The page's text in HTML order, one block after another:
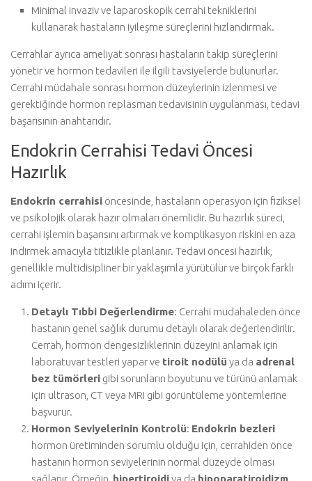
Minimal invaziv ve laparoskopik cerrahi tekniklerini
kullanarak hastaların iyileşme süreçlerini hızlandırmak.
Cerrahlar ayrıca ameliyat sonrası hastaların takip süreçlerini
yönetir ve hormon tedavileri ile ilgili tavsiyelerde bulunurlar.
Cerrahi müdahale sonrası hormon düzeylerinin izlenmesi ve
gerektiğinde hormon replasman tedavisinin uygulanması, tedavi
başarısının anahtarıdır.
Endokrin Cerrahisi Tedavi Öncesi
Hazırlık
Endokrin cerrahisi öncesinde, hastaların operasyon için fiziksel
ve psikolojik olarak hazır olmaları önemlidir. Bu hazırlık süreci,
cerrahi işlemin başarısını artırmak ve komplikasyon riskini en aza
indirmek amacıyla titizlikle planlanır. Tedavi öncesi hazırlık,
genellikle multidisipliner bir yaklaşımla yürütülür ve birçok farklı
adımı içerir.
Detaylı Tıbbi Değerlendirme: Cerrahi müdahaleden önce
hastanın genel sağlık durumu detaylı olarak değerlendirilir.
Cerrah, hormon dengesizliklerinin düzeyini anlamak için
laboratuvar testleri yapar ve tiroit nodülü ya da adrenal
bez tümörleri gibi sorunların boyutunu ve türünü anlamak
için ultrason, CT veya MRI gibi görüntüleme yöntemlerine
başvurur.
Hormon Seviyelerinin Kontrolü: Endokrin bezleri
hormon üretiminden sorumlu olduğu için, cerrahiden önce
hastanın hormon seviyelerinin normal düzeyde olması
sağlanır. Örneğin, hipertiroidiya da hipoparatiroidizm